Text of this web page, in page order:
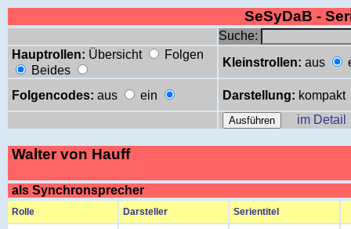
SeSyDaB -
Suche:
Hauptrollen: Übersicht
Folgen
Beides
Kleinstrollen: aus
Folgencodes: aus ein Darstellung: kompakt
im Detail
Walter von Hauff
als Synchronsprecher
Rolle Darsteller Serientitel